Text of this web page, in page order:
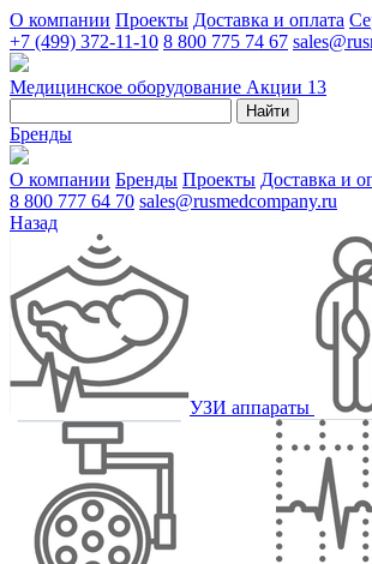
О компании Проекты Доставка и оплата
+7 (499) 372-11-10 8 800 775 74 67
Медицинское оборудование Акции 13
Найти
Бренды
О компании Бренды Проекты Доставка и
8 800 777 64 70 sales@rusmedcompany.ru
Назад
УЗИ аппараты